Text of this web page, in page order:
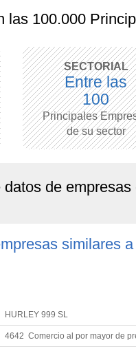
las 100.000
SECTORIAL
Entre las
100
Principales
de su sector
datos de
similares
HURLEY 999 SL
4642 Comercio al por mayor de